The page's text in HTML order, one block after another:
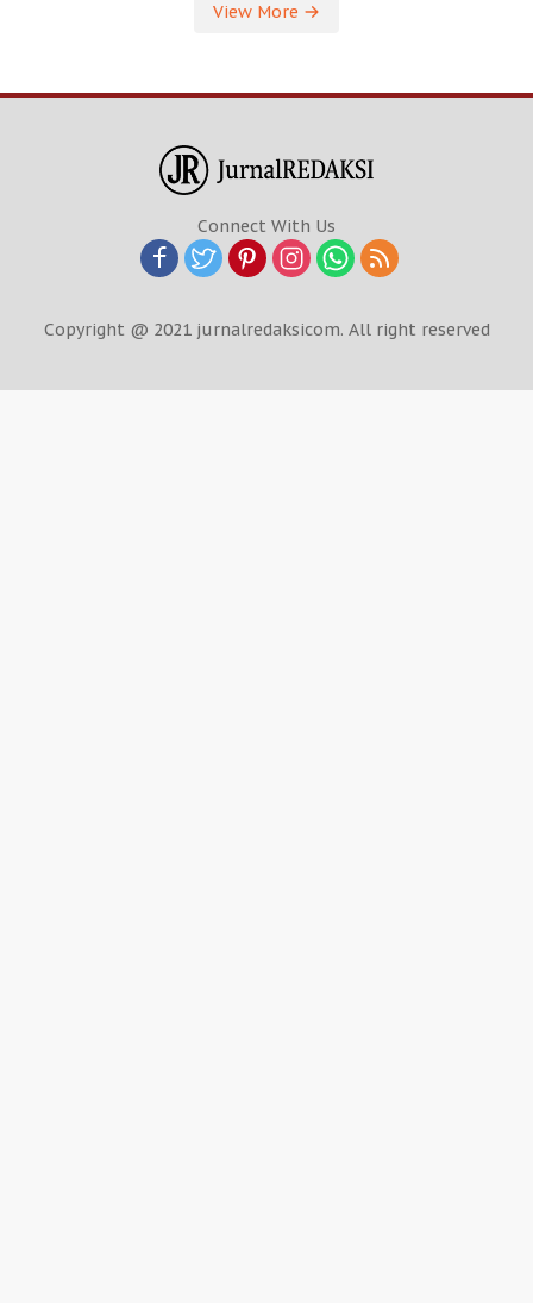
View More
Connect With Us
Copyright @ 2021 jurnalredaksicom. All right reserved